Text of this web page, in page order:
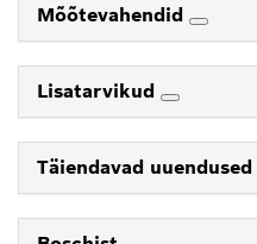
Mõõtevahendid
Lisatarvikud
Täiendavad uuendused